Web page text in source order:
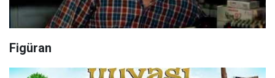
Figüran